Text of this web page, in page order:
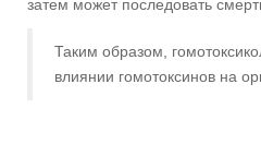
затем может последовать
Таким образом,
влиянии гомотоксинов на